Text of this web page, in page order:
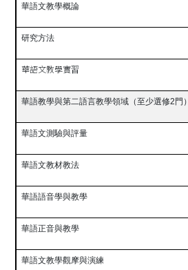
華語文教學概論
研究方法
華語文教學實習
華語教學與第二語言教學領域（至少選修2門）
華語文測驗與評量
華語文教材教法
華語語音學與教學
華語正音與教學
華語文教學觀摩與演練